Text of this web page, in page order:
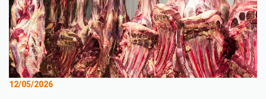
12/05/2026